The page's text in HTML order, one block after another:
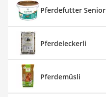
Pferdefutter Senior
Pferdeleckerli
Pferdemüsli